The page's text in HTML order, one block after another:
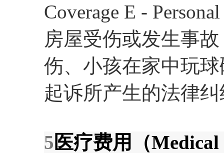
Coverage E -
房屋受伤或发生事
伤、小孩在家中玩
起诉所产生的法律
5 医疗费用（